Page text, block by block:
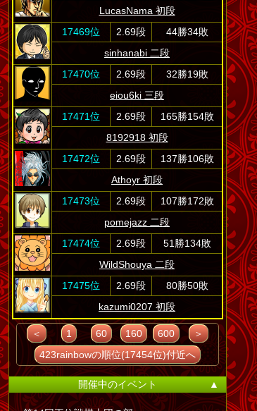
LucasNama 初段
17469位
2.69段
44勝34敗
sinhanabi 二段
17470位
2.69段
32勝19敗
eiou6ki 三段
17471位
2.69段
165勝154敗
8192918 初段
17472位
2.69段
137勝106敗
Athoyr 初段
17473位
2.69段
107勝172敗
pomejazz 二段
17474位
2.69段
51勝134敗
WildShouya 二段
17475位
2.69段
80勝50敗
kazumi0207 初段
＜ 1 60 160 600
＞
423rainbowの順位(17454位)付近へ
開催中のイベント ▲